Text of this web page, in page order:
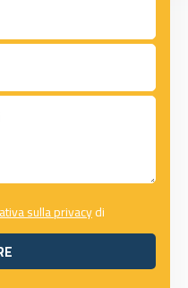
sulla privacydi